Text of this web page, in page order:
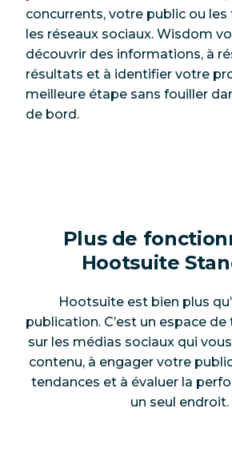
concurrents, votre public ou les
les réseaux sociaux. Wisdom
découvrir des informations, à
résultats et à identifier votre
meilleure étape sans fouiller
de bord.
Plus de
Hootsuite
Hootsuite est bien plus
publication. C’est un espace
sur les médias sociaux qui
contenu, à engager votre
tendances et à évaluer la
un seul endroit.